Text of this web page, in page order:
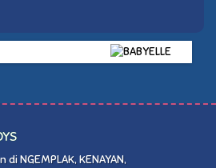
NGEMPLAK, KENAYAN,